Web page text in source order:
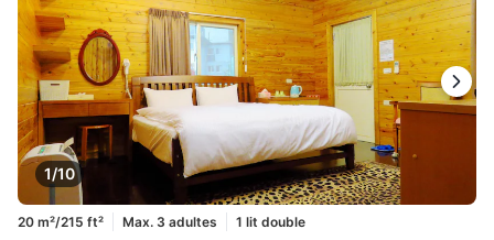
1/10
20 m²/215 ft² Max. 3 adultes
1 lit double